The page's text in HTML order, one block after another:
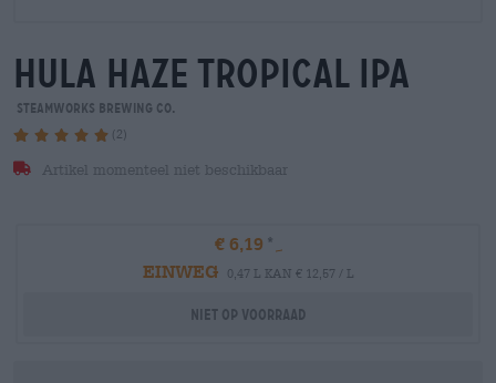
hula haze tropical ipa
Steamworks Brewing Co.
(2)
Artikel momenteel niet beschikbaar
€ 6,19
EINWEG
0,47 L KAN € 12,57 / L
Niet op voorraad